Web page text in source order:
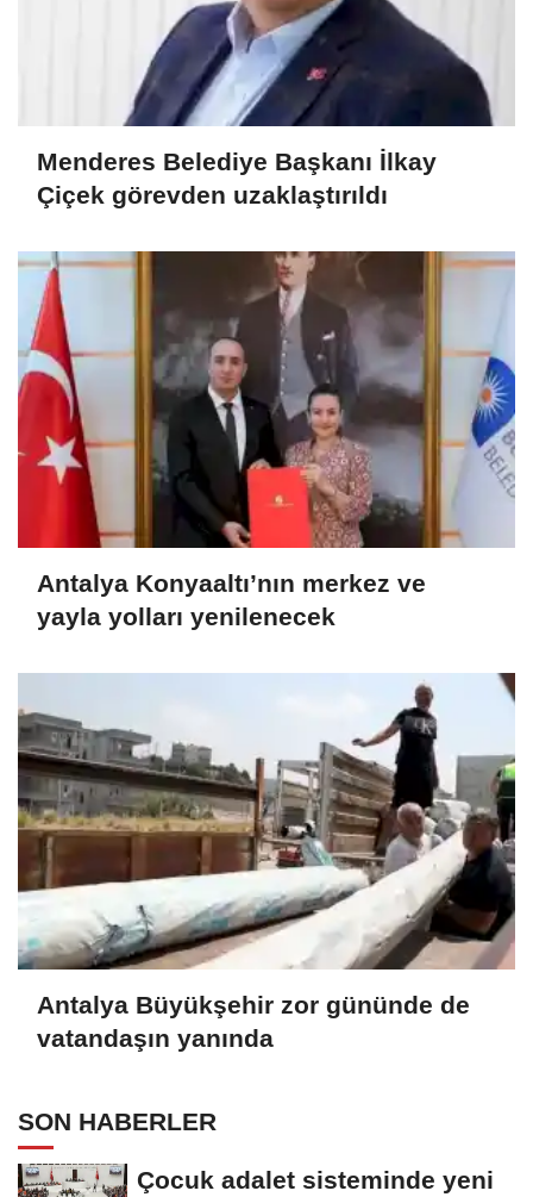
Menderes Belediye Başkanı İlkay
Çiçek görevden uzaklaştırıldı
Antalya Konyaaltı’nın merkez ve
yayla yolları yenilenecek
Antalya Büyükşehir zor gününde de
vatandaşın yanında
SON HABERLER
Çocuk adalet sisteminde yeni